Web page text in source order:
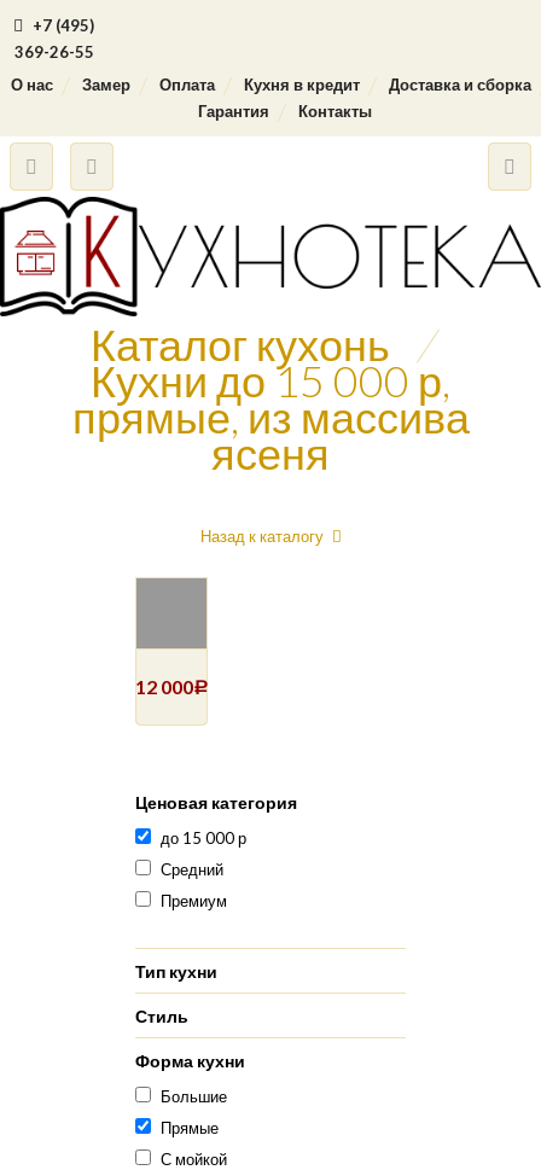
+7 (495)
369-26-55
О нас
Замер Оплата Кухня в кредит
Доставка и сборка
Гарантия
Контакты
Каталог кухонь /
Кухни до 15 000 р,
прямые, из массива
ясеня
Назад к каталогу
12 000Р
Ценовая категория
до 15 000 р
Средний
Премиум
Тип кухни
Стиль
Форма кухни
Большие
Прямые
С мойкой